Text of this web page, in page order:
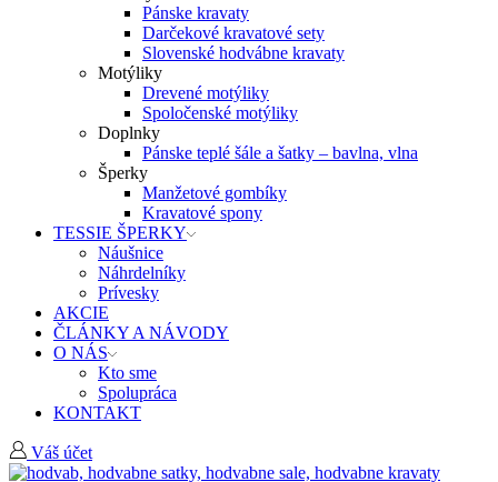
Pánske kravaty
Darčekové kravatové sety
Slovenské hodvábne kravaty
Motýliky
Drevené motýliky
Spoločenské motýliky
Doplnky
Pánske teplé šále a šatky – bavlna, vlna
Šperky
Manžetové gombíky
Kravatové spony
TESSIE ŠPERKY
Náušnice
Náhrdelníky
Prívesky
AKCIE
ČLÁNKY A NÁVODY
O NÁS
Kto sme
Spolupráca
KONTAKT
Váš účet